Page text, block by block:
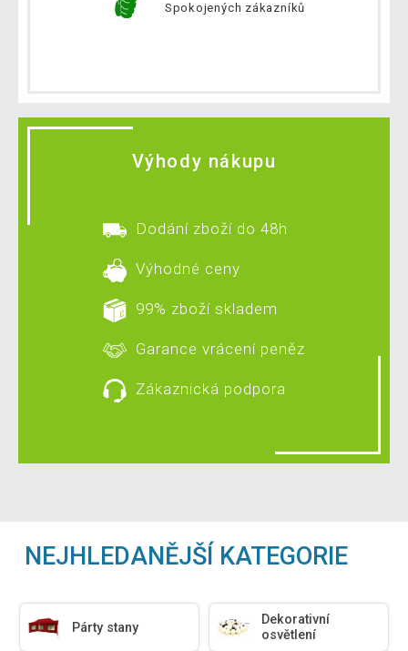
Spokojených zákazníků
Výhody nákupu
Dodání zboží do 48h
Výhodné ceny
99% zboží skladem
Garance vrácení peněz
Zákaznická podpora
NEJHLEDANĚJŠÍ KATEGORIE
Párty stany
Dekorativní
osvětlení